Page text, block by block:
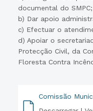
documental do SMPC;
b) Dar apoio
c) Efectuar o
d) Apoiar o
Protecção Civil, da
Floresta Contra
Comissão